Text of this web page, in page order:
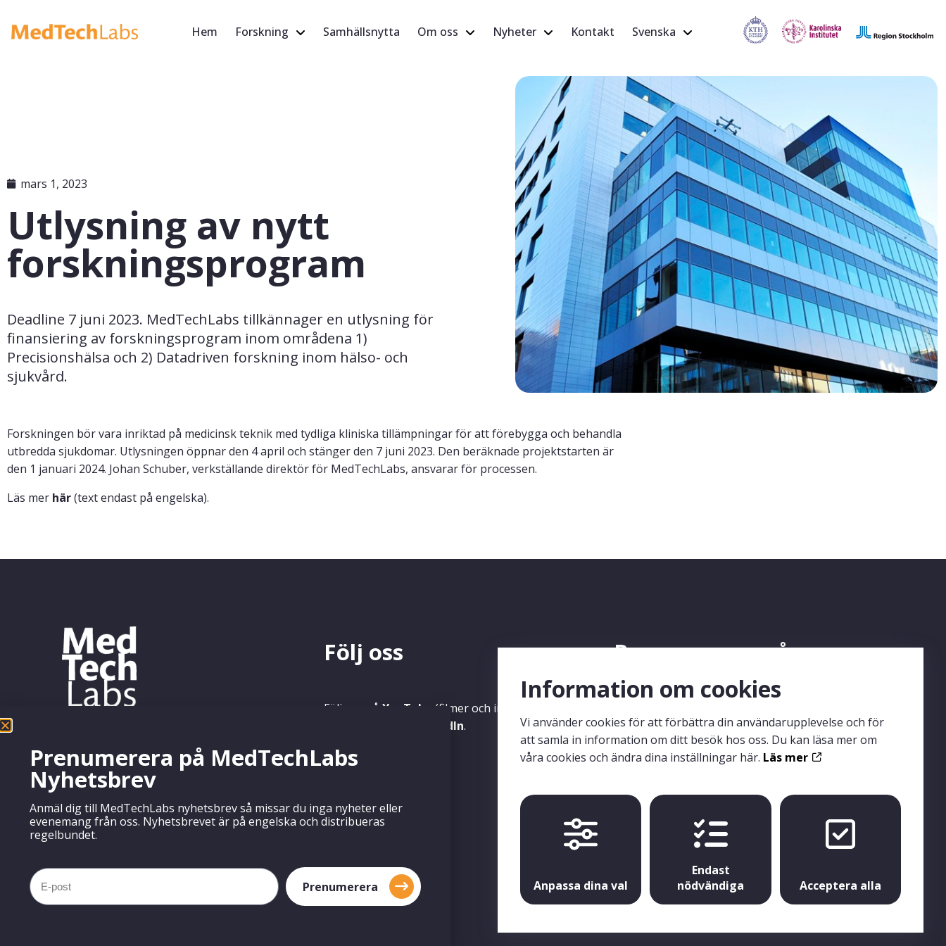
Hem Forskning Samhällsnytta Om oss Nyheter Kontakt Svenska
mars 1, 2023
Utlysning av nytt
forskningsprogram
Deadline 7 juni 2023. MedTechLabs tillkännager en utlysning för
finansiering av forskningsprogram inom områdena 1)
Precisionshälsa och 2) Datadriven forskning inom hälso- och
sjukvård.
Forskningen bör vara inriktad på medicinsk teknik med tydliga kliniska tillämpningar för att förebygga och behandla
utbredda sjukdomar. Utlysningen öppnar den 4 april och stänger den 7 juni 2023. Den beräknade projektstarten är
den 1 januari 2024. Johan Schuber, verkställande direktör för MedTechLabs, ansvarar för processen.
Läs mer här(text endast på engelska).
Följ oss
Följ oss på YouTube
(filmer och inspelade
LinkedIn.
Prenumerera på
MedTechLabs Nyhetsbrev
Anmäl dig till MedTechLabs nyhetsbrev så missar du
inga nyheter eller evenemang från oss. Nyhetsbrevet
Prenumerera
Information om cookies
Vi använder cookies för att förbättra din användarupplevelse och för
att samla in information om ditt besök hos oss. Du kan läsa mer om
våra cookies och ändra dina inställningar här. Läs mer
Anpassa dina val
Endast
nödvändiga
Acceptera alla
Prenumerera på MedTechLabs
Nyhetsbrev
Anmäl dig till MedTechLabs nyhetsbrev så missar du inga nyheter eller
evenemang från oss. Nyhetsbrevet är på engelska och distribueras
regelbundet.
Prenumerera